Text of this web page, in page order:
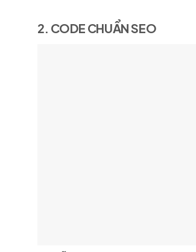
2. CODE CHUẨN SEO